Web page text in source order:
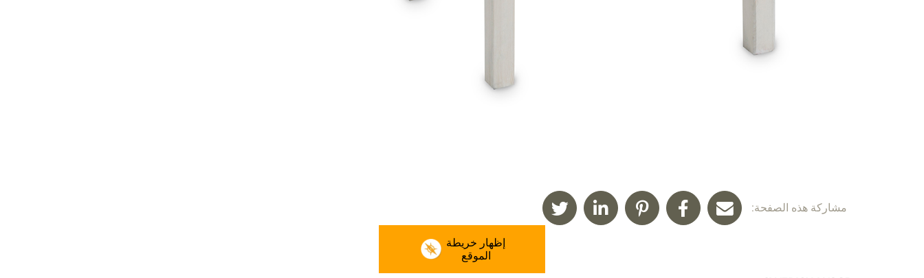
مشاركة هذه الصفحة:
إظهار خريطة
الموقع